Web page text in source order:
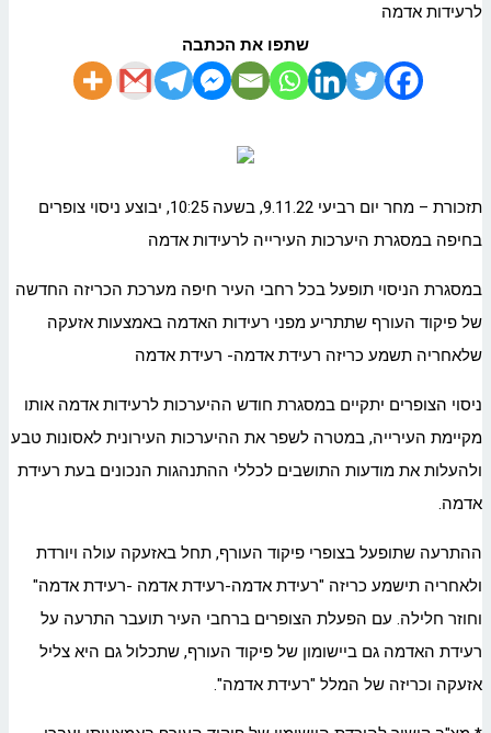
שתפו את הכתבה
תזכורת – מחר יום רביעי 9.11.22, בשעה 10:25, יבוצע ניסוי צופרים
בחיפה במסגרת היערכות העירייה לרעידות אדמה
במסגרת הניסוי תופעל בכל רחבי העיר חיפה מערכת הכריזה החדשה
של פיקוד העורף שתתריע מפני רעידות האדמה באמצעות אזעקה
שלאחריה תשמע כריזה רעידת אדמה- רעידת אדמה
ניסוי הצופרים יתקיים במסגרת חודש ההיערכות לרעידות אדמה אותו
מקיימת העירייה, במטרה לשפר את ההיערכות העירונית לאסונות טבע
ולהעלות את מודעות התושבים לכללי ההתנהגות הנכונים בעת רעידת
אדמה.
ההתרעה שתופעל בצופרי פיקוד העורף, תחל באזעקה עולה ויורדת
ולאחריה תישמע כריזה "רעידת אדמה-רעידת אדמה -רעידת אדמה"
וחוזר חלילה. עם הפעלת הצופרים ברחבי העיר תועבר התרעה על
רעידת האדמה גם ביישומון של פיקוד העורף, שתכלול גם היא צליל
אזעקה וכריזה של המלל "רעידת אדמה".